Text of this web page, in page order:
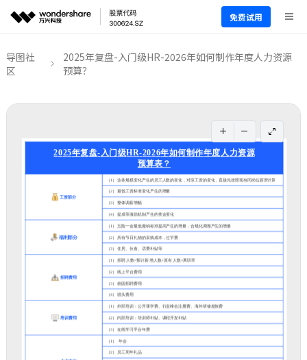
免费试用
导图社
区
2025年复盘-入门级HR-2026年如何制作年度人力资源
预算？